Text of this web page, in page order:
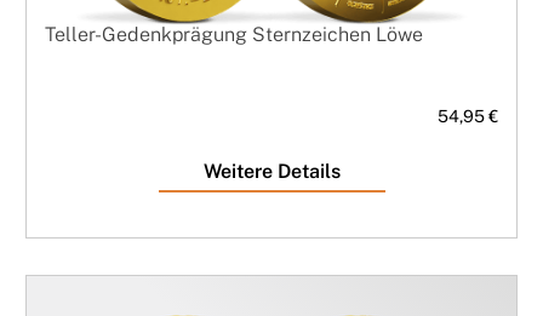
Teller-Gedenkprägung Sternzeichen Löwe
54,95 €
Weitere Details